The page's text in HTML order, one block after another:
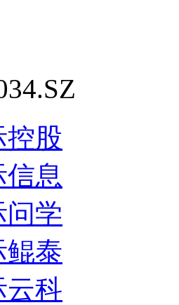
控股
息
问学
鲲泰
云科